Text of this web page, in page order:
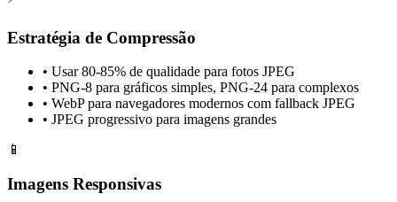
Estratégia de Compressão
• Usar 80-85% de qualidade para fotos JPEG
• PNG-8 para gráficos simples, PNG-24 para complexos
• WebP para navegadores modernos com fallback JPEG
• JPEG progressivo para imagens grandes
📱
Imagens Responsivas